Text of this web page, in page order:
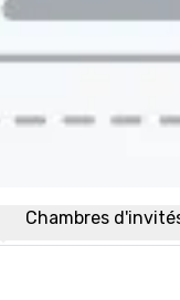
Chambres